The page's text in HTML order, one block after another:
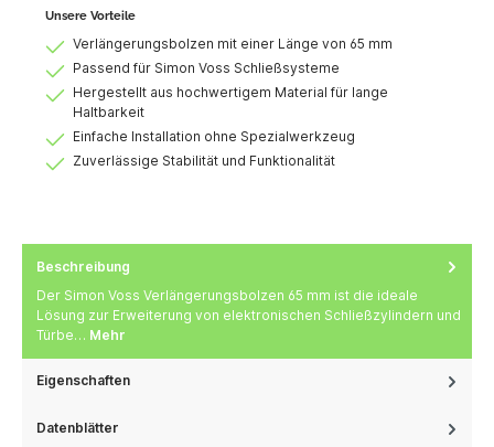
Unsere Vorteile
Verlängerungsbolzen mit einer Länge von 65 mm
Passend für Simon Voss Schließsysteme
Hergestellt aus hochwertigem Material für lange
Haltbarkeit
Einfache Installation ohne Spezialwerkzeug
Zuverlässige Stabilität und Funktionalität
Beschreibung
Der Simon Voss Verlängerungsbolzen 65 mm ist die ideale
Lösung zur Erweiterung von elektronischen Schließzylindern und
Türbe… Mehr
Eigenschaften
Datenblätter